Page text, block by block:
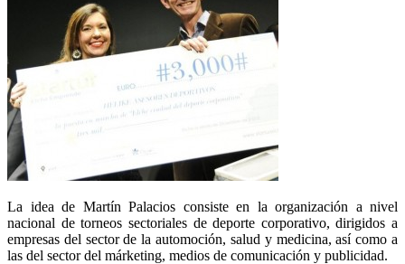
La idea de Martín Palacios consiste en la organización a nivel
nacional de torneos sectoriales de deporte corporativo, dirigidos a
empresas del sector de la automoción, salud y medicina, así como a
las del sector del márketing, medios de comunicación y publicidad.